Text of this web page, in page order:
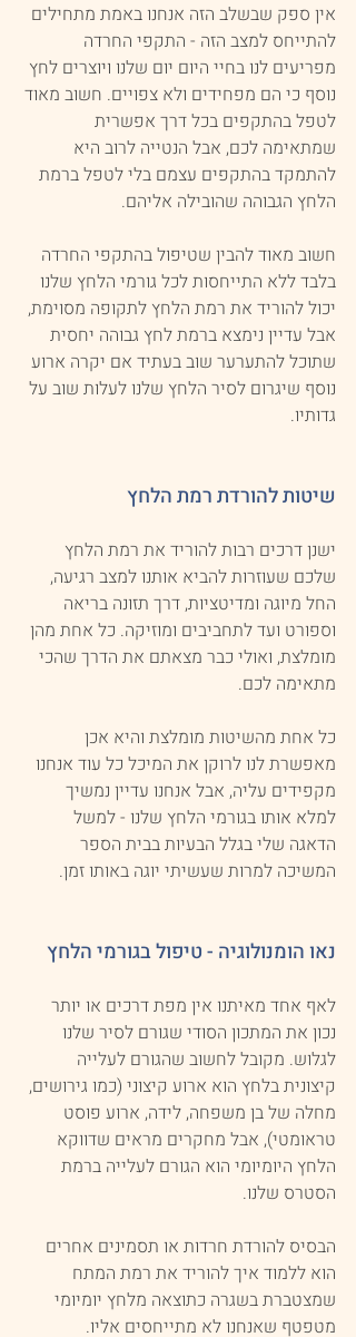
אין ספק שבשלב הזה אנחנו באמת מתחילים
להתייחס למצב הזה - התקפי החרדה
מפריעים לנו בחיי היום יום שלנו ויוצרים לחץ
נוסף כי הם מפחידים ולא צפויים. חשוב מאוד
לטפל בהתקפים בכל דרך אפשרית
שמתאימה לכם, אבל הנטייה לרוב היא
להתמקד בהתקפים עצמם בלי לטפל ברמת
הלחץ הגבוהה שהובילה אליהם.
חשוב מאוד להבין שטיפול בהתקפי החרדה
בלבד ללא התייחסות לכל גורמי הלחץ שלנו
יכול להוריד את רמת הלחץ לתקופה מסוימת,
אבל עדיין נימצא ברמת לחץ גבוהה יחסית
שתוכל להתערער שוב בעתיד אם יקרה ארוע
נוסף שיגרום לסיר הלחץ שלנו לעלות שוב על
גדותיו.
שיטות להורדת רמת הלחץ
ישנן דרכים רבות להוריד את רמת הלחץ
שלכם שעוזרות להביא אותנו למצב רגיעה,
החל מיוגה ומדיטציות, דרך תזונה בריאה
וספורט ועד לתחביבים ומוזיקה. כל אחת מהן
מומלצת, ואולי כבר מצאתם את הדרך שהכי
מתאימה לכם.
כל אחת מהשיטות מומלצת והיא אכן
מאפשרת לנו לרוקן את המיכל כל עוד אנחנו
מקפידים עליה, אבל אנחנו עדיין נמשיך
למלא אותו בגורמי הלחץ שלנו - למשל
הדאגה שלי בגלל הבעיות בבית הספר
המשיכה למרות שעשיתי יוגה באותו זמן.
נאו הומנולוגיה - טיפול בגורמי הלחץ
לאף אחד מאיתנו אין מפת דרכים או יותר
נכון את המתכון הסודי שגורם לסיר שלנו
לגלוש. מקובל לחשוב שהגורם לעלייה
קיצונית בלחץ הוא ארוע קיצוני (כמו גירושים,
מחלה של בן משפחה, לידה, ארוע פוסט
טראומטי), אבל מחקרים מראים שדווקא
הלחץ היומיומי הוא הגורם לעלייה ברמת
הסטרס שלנו.
הבסיס להורדת חרדות או תסמינים אחרים
הוא ללמוד איך להוריד את רמת המתח
שמצטברת בשגרה כתוצאה מלחץ יומיומי
מטפטף שאנחנו לא מתייחסים אליו.